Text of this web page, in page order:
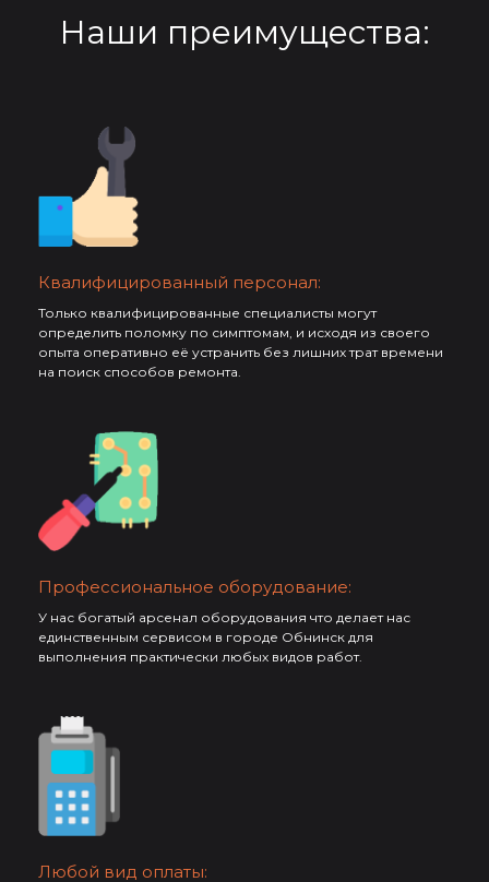
Наши преимущества:
Квалифицированный персонал:
Только квалифицированные специалисты могут
определить поломку по симптомам, и исходя из своего
опыта оперативно её устранить без лишних трат времени
на поиск способов ремонта.
Профессиональное оборудование:
У нас богатый арсенал оборудования что делает нас
единственным сервисом в городе Обнинск для
выполнения практически любых видов работ.
Любой вид оплаты: